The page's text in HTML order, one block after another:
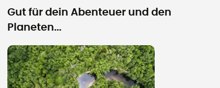
Gut für dein Abenteuer und den
Planeten...